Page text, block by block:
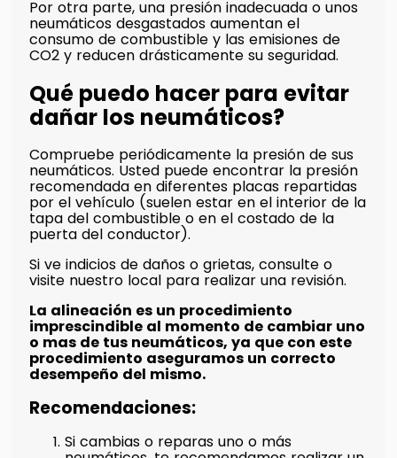
Por otra parte, una presión inadecuada o unos
neumáticos desgastados aumentan el
consumo de combustible y las emisiones de
CO2 y reducen drásticamente su seguridad.
Qué puedo hacer para evitar
dañar los neumáticos?
Compruebe periódicamente la presión de sus
neumáticos. Usted puede encontrar la presión
recomendada en diferentes placas repartidas
por el vehículo (suelen estar en el interior de la
tapa del combustible o en el costado de la
puerta del conductor).
Si ve indicios de daños o grietas, consulte o
visite nuestro local para realizar una revisión.
La alineación es un procedimiento
imprescindible al momento de cambiar uno
o mas de tus neumáticos, ya que con este
procedimiento aseguramos un correcto
desempeño del mismo.
Recomendaciones:
Si cambias o reparas uno o más